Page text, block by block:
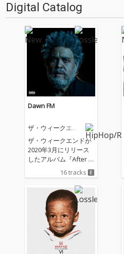
Digital Catalog
Dawn FM
ザ・ウィークエン
ザ・ウィークエンドが
2020年3月にリリース
したアルバム『After H
ours』から約2年ぶ
り、５作目となるアル
バム『Dawn FM』をリ
リース。年明けのサプ
ライズリリースとなっ
た今作には、タイラ
ー・ザ・クリエイタ
ー、リル・ウェイン、
クインシー・ジョーン
ズ、ジム・キャリーな
16 tracks